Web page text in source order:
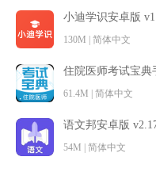
8、强化训练：根据学生
对知识的巩固和复习。每
小迪学识安卓版
130M | 简体中文
住院医师考试宝典
61.4M | 简体中文
语文邦安卓版
54M | 简体中文